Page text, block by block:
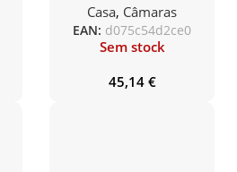
Wi-Fi Camera
Casa, Câmaras
EAN: d075c54d2ce0
Sem stock
45,14 €